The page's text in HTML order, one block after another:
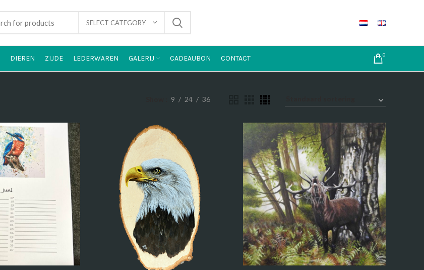
SELECT CATEGORY
DIEREN ZIJDE LEDERWAREN GALERIJ CADEAUBON CONTACT 0
9 24 36